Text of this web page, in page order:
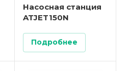
Насосная станция
ATJET150N
Подробнее